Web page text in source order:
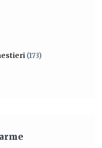
(173)